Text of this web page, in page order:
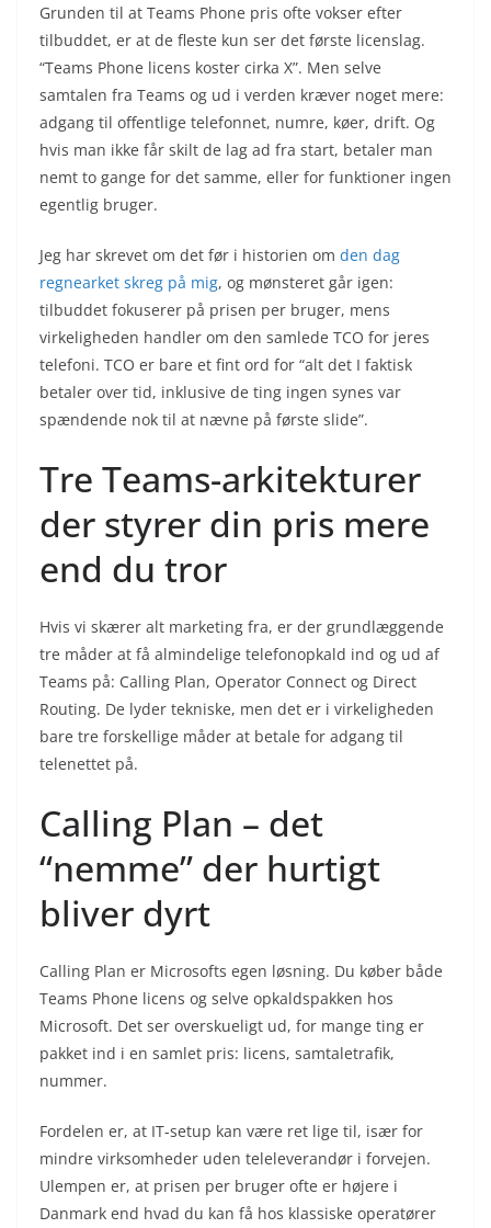
Grunden til at Teams Phone pris ofte vokser efter
tilbuddet, er at de fleste kun ser det første licenslag.
“Teams Phone licens koster cirka X”. Men selve
samtalen fra Teams og ud i verden kræver noget mere:
adgang til offentlige telefonnet, numre, køer, drift. Og
hvis man ikke får skilt de lag ad fra start, betaler man
nemt to gange for det samme, eller for funktioner ingen
egentlig bruger.
Jeg har skrevet om det før i historien om den dag
regnearket skreg på mig, og mønsteret går igen:
tilbuddet fokuserer på prisen per bruger, mens
virkeligheden handler om den samlede TCO for jeres
telefoni. TCO er bare et fint ord for “alt det I faktisk
betaler over tid, inklusive de ting ingen synes var
spændende nok til at nævne på første slide”.
Tre Teams-arkitekturer
der styrer din pris mere
end du tror
Hvis vi skærer alt marketing fra, er der grundlæggende
tre måder at få almindelige telefonopkald ind og ud af
Teams på: Calling Plan, Operator Connect og Direct
Routing. De lyder tekniske, men det er i virkeligheden
bare tre forskellige måder at betale for adgang til
telenettet på.
Calling Plan – det
“nemme” der hurtigt
bliver dyrt
Calling Plan er Microsofts egen løsning. Du køber både
Teams Phone licens og selve opkaldspakken hos
Microsoft. Det ser overskueligt ud, for mange ting er
pakket ind i en samlet pris: licens, samtaletrafik,
nummer.
Fordelen er, at IT-setup kan være ret lige til, især for
mindre virksomheder uden teleleverandør i forvejen.
Ulempen er, at prisen per bruger ofte er højere i
Danmark end hvad du kan få hos klassiske operatører